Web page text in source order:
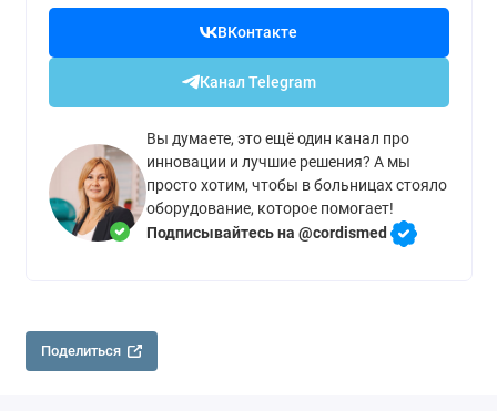
ВКонтакте
Канал Telegram
Вы думаете, это ещё один канал про
инновации и лучшие решения? А мы
просто хотим, чтобы в больницах стояло
оборудование, которое помогает!
Подписывайтесь на @cordismed
Поделиться